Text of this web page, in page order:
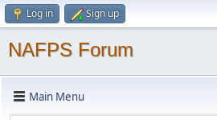
Log in Sign up
NAFPS Forum
Main Menu